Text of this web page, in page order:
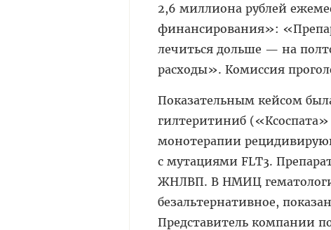
2,6 миллиона рублей
финансирования»:
лечиться дольше — на
расходы». Комиссия
Показательным кейсом
гилтеритиниб
монотерапии
с мутациями FLT3.
ЖНЛВП. В НМИЦ
безальтернативное,
Представитель компании